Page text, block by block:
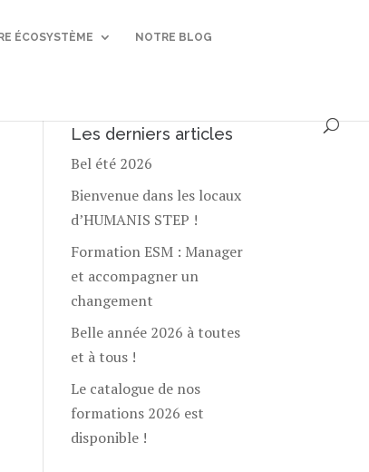
ÉCOSYSTÈME NOTRE BLOG
Les derniers articles
Bel été 2026
Bienvenue dans les locaux
d’HUMANIS STEP !
Formation ESM : Manager
et accompagner un
changement
Belle année 2026 à toutes
et à tous !
Le catalogue de nos
formations 2026 est
disponible !